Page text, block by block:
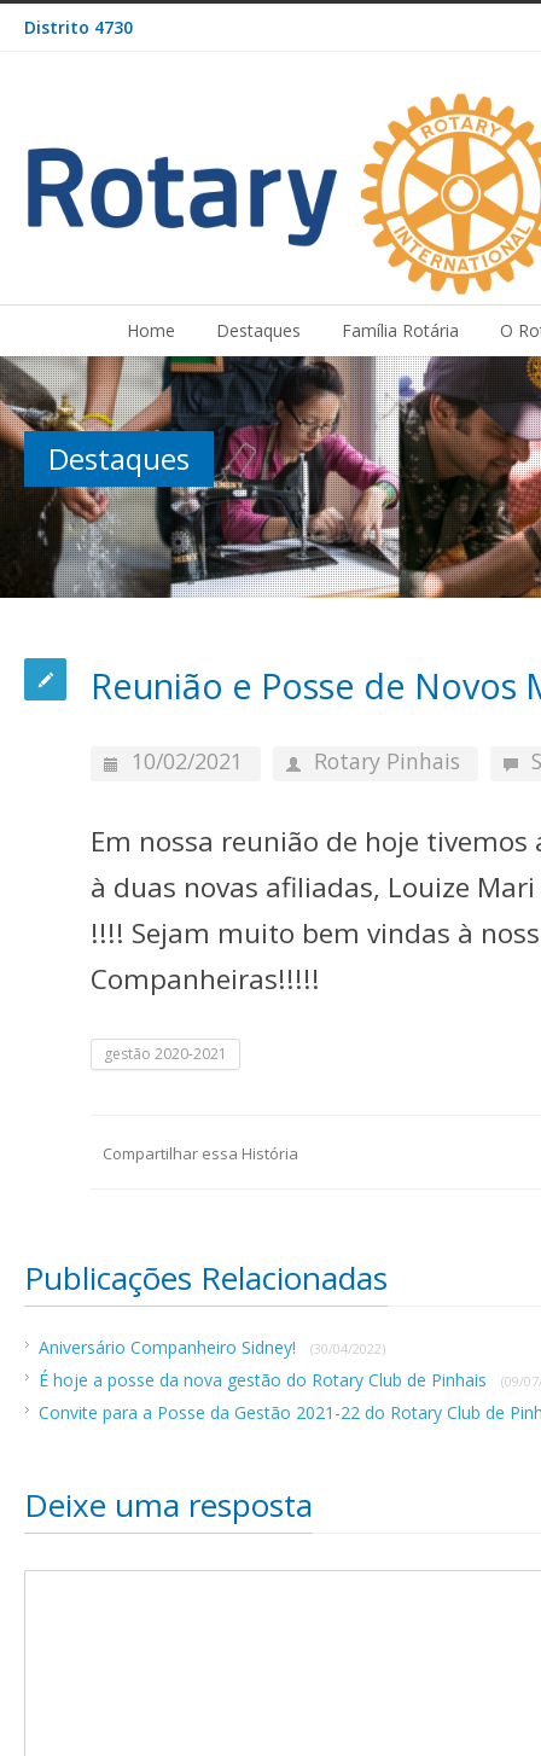
Distrito 4730
Home Destaques Família Rotária O
Destaques
Reunião e Posse de Novos
10/02/2021 Rotary Pinhais
Em nossa reunião de hoje
à duas novas afiliadas, Louize
!!!! Sejam muito bem vindas à
Companheiras!!!!!
gestão 2020-2021
Compartilhar essa História
Publicações Relacionadas
Aniversário Companheiro Sidney! (30/04/2022)
É hoje a posse da nova gestão do Rotary Club de Pinhais (09/
Convite para a Posse da Gestão 2021-22 do Rotary Club de
Deixe uma resposta